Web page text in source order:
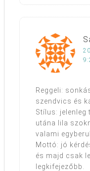
Reggeli:
szendvics és
Stílus: jelenleg
utána lila
valami
Mottó: jó
és majd csak
legkifejezőbb.